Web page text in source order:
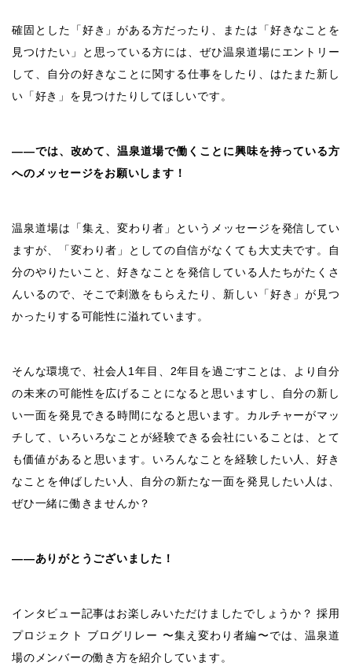
確固とした「好き」がある方だったり、または「好きなことを
見つけたい」と思っている方には、ぜひ温泉道場にエントリー
して、自分の好きなことに関する仕事をしたり、はたまた新し
い「好き」を見つけたりしてほしいです。
――では、改めて、温泉道場で働くことに興味を持っている方
へのメッセージをお願いします！
温泉道場は「集え、変わり者」というメッセージを発信してい
ますが、「変わり者」としての自信がなくても大丈夫です。自
分のやりたいこと、好きなことを発信している人たちがたくさ
んいるので、そこで刺激をもらえたり、新しい「好き」が見つ
かったりする可能性に溢れています。
そんな環境で、社会人1年目、2年目を過ごすことは、より自分
の未来の可能性を広げることになると思いますし、自分の新し
い一面を発見できる時間になると思います。カルチャーがマッ
チして、いろいろなことが経験できる会社にいることは、とて
も価値があると思います。いろんなことを経験したい人、好き
なことを伸ばしたい人、自分の新たな一面を発見したい人は、
ぜひ一緒に働きませんか？
――ありがとうございました！
インタビュー記事はお楽しみいただけましたでしょうか？ 採用
プロジェクト ブログリレー 〜集え変わり者編〜では、温泉道
場のメンバーの働き方を紹介しています。